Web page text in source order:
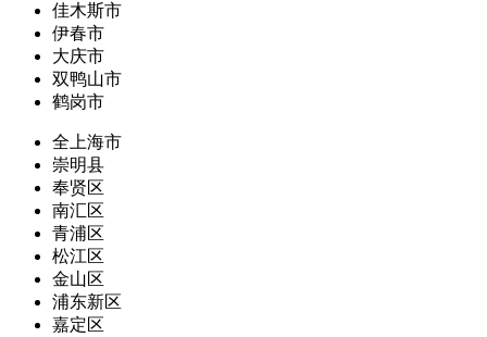
佳木斯市
伊春市
大庆市
双鸭山市
鹤岗市
全上海市
崇明县
奉贤区
南汇区
青浦区
松江区
金山区
浦东新区
嘉定区